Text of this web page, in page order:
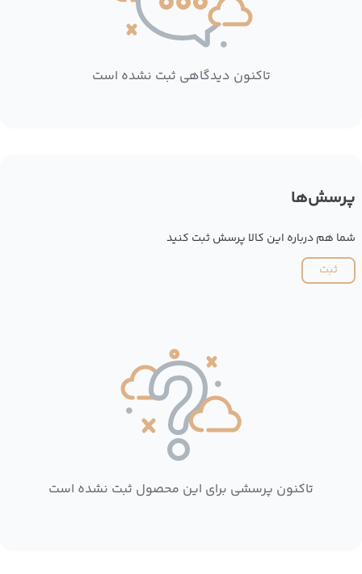
تاکنون دیدگاهی ثبت نشده است
پرسش‌ها
شما هم درباره این کالا پرسش ثبت کنید
ثبت
تاکنون پرسشی برای این محصول ثبت نشده است